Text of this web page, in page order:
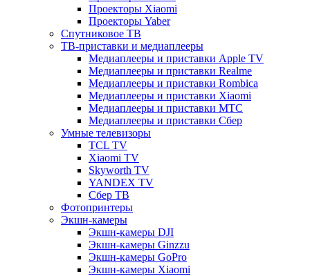
Проекторы Xiaomi
Проекторы Yaber
Спутниковое ТВ
ТВ-приставки и медиаплееры
Медиаплееры и приставки Apple TV
Медиаплееры и приставки Realme
Медиаплееры и приставки Rombica
Медиаплееры и приставки Xiaomi
Медиаплееры и приставки МТС
Медиаплееры и приставки Сбер
Умные телевизоры
TCL TV
Xiaomi TV
Skyworth TV
YANDEX TV
Сбер ТВ
Фотопринтеры
Экшн-камеры
Экшн-камеры DJI
Экшн-камеры Ginzzu
Экшн-камеры GoPro
Экшн-камеры Xiaomi